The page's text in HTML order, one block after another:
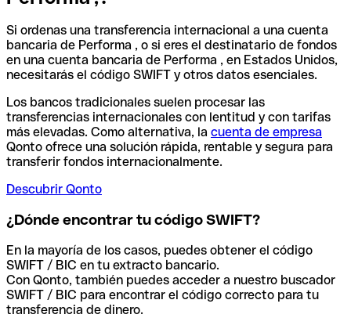
Si ordenas una transferencia internacional a una cuenta
bancaria de Performa , o si eres el destinatario de fondos
en una cuenta bancaria de Performa , en Estados Unidos,
necesitarás el código SWIFT y otros datos esenciales.
Los bancos tradicionales suelen procesar las
transferencias internacionales con lentitud y con tarifas
más elevadas. Como alternativa, la cuenta de empresa
Qonto ofrece una solución rápida, rentable y segura para
transferir fondos internacionalmente.
Descubrir Qonto
¿Dónde encontrar tu código SWIFT?
En la mayoría de los casos, puedes obtener el código
SWIFT / BIC en tu extracto bancario.
Con Qonto, también puedes acceder a nuestro buscador
SWIFT / BIC para encontrar el código correcto para tu
transferencia de dinero.